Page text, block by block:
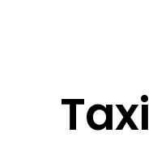
Taxi